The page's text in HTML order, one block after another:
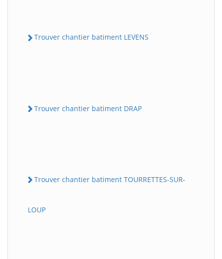
Trouver chantier batiment LEVENS
Trouver chantier batiment DRAP
Trouver chantier batiment TOURRETTES-SUR-
LOUP